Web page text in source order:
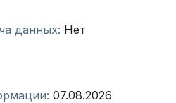
данных: Нет
07.08.2026